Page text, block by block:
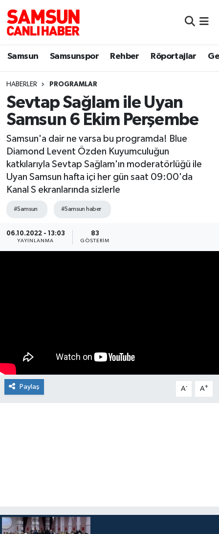
Samsun Samsunspor Rehber Röportajlar
HABERLER PROGRAMLAR
Sevtap Sağlam ile Uyan
Samsun 6 Ekim Perşembe
Samsun'a dair ne varsa bu programda! Blue
Diamond Levent Özden Kuyumculuğun
katkılarıyla Sevtap Sağlam'ın moderatörlüğü ile
Uyan Samsun hafta içi her gün saat 09:00'da
Kanal S ekranlarında sizlerle
#Samsun #Samsun haber
06.10.2022 - 13:03
YAYINLANMA
83
GÖSTERIM
Paylaş A- A+
Samsun
Sokak Röportajları
Genel
Dünya
Eğitim
Sağlık
Yemek
Manşet Haberi
Samsun Nöbetçi Eczaneler
Samsun Hava Durumu
Samsun Namaz Vakitleri
Samsun Trafik Yoğunluk Haritası
Süper Lig Puan Durumu ve Fikstür
Tüm Manşetler
Son Dakika Haberleri
Haber Arşivi